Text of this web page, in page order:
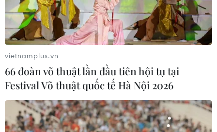
vietnamplus.vn
66 đoàn võ thuật lần đầu tiên hội tụ tại
Festival Võ thuật quốc tế Hà Nội 2026